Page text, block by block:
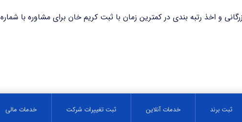
رتبه بندی در کمترین زمان با ثبت کریم خان برای مشاوره با شماره ۸۷۱۴۶ تماس حاصل فرمایید.
ثبت برند خدمات آنلاین ثبت تغییرات شرکت خدمات مالی